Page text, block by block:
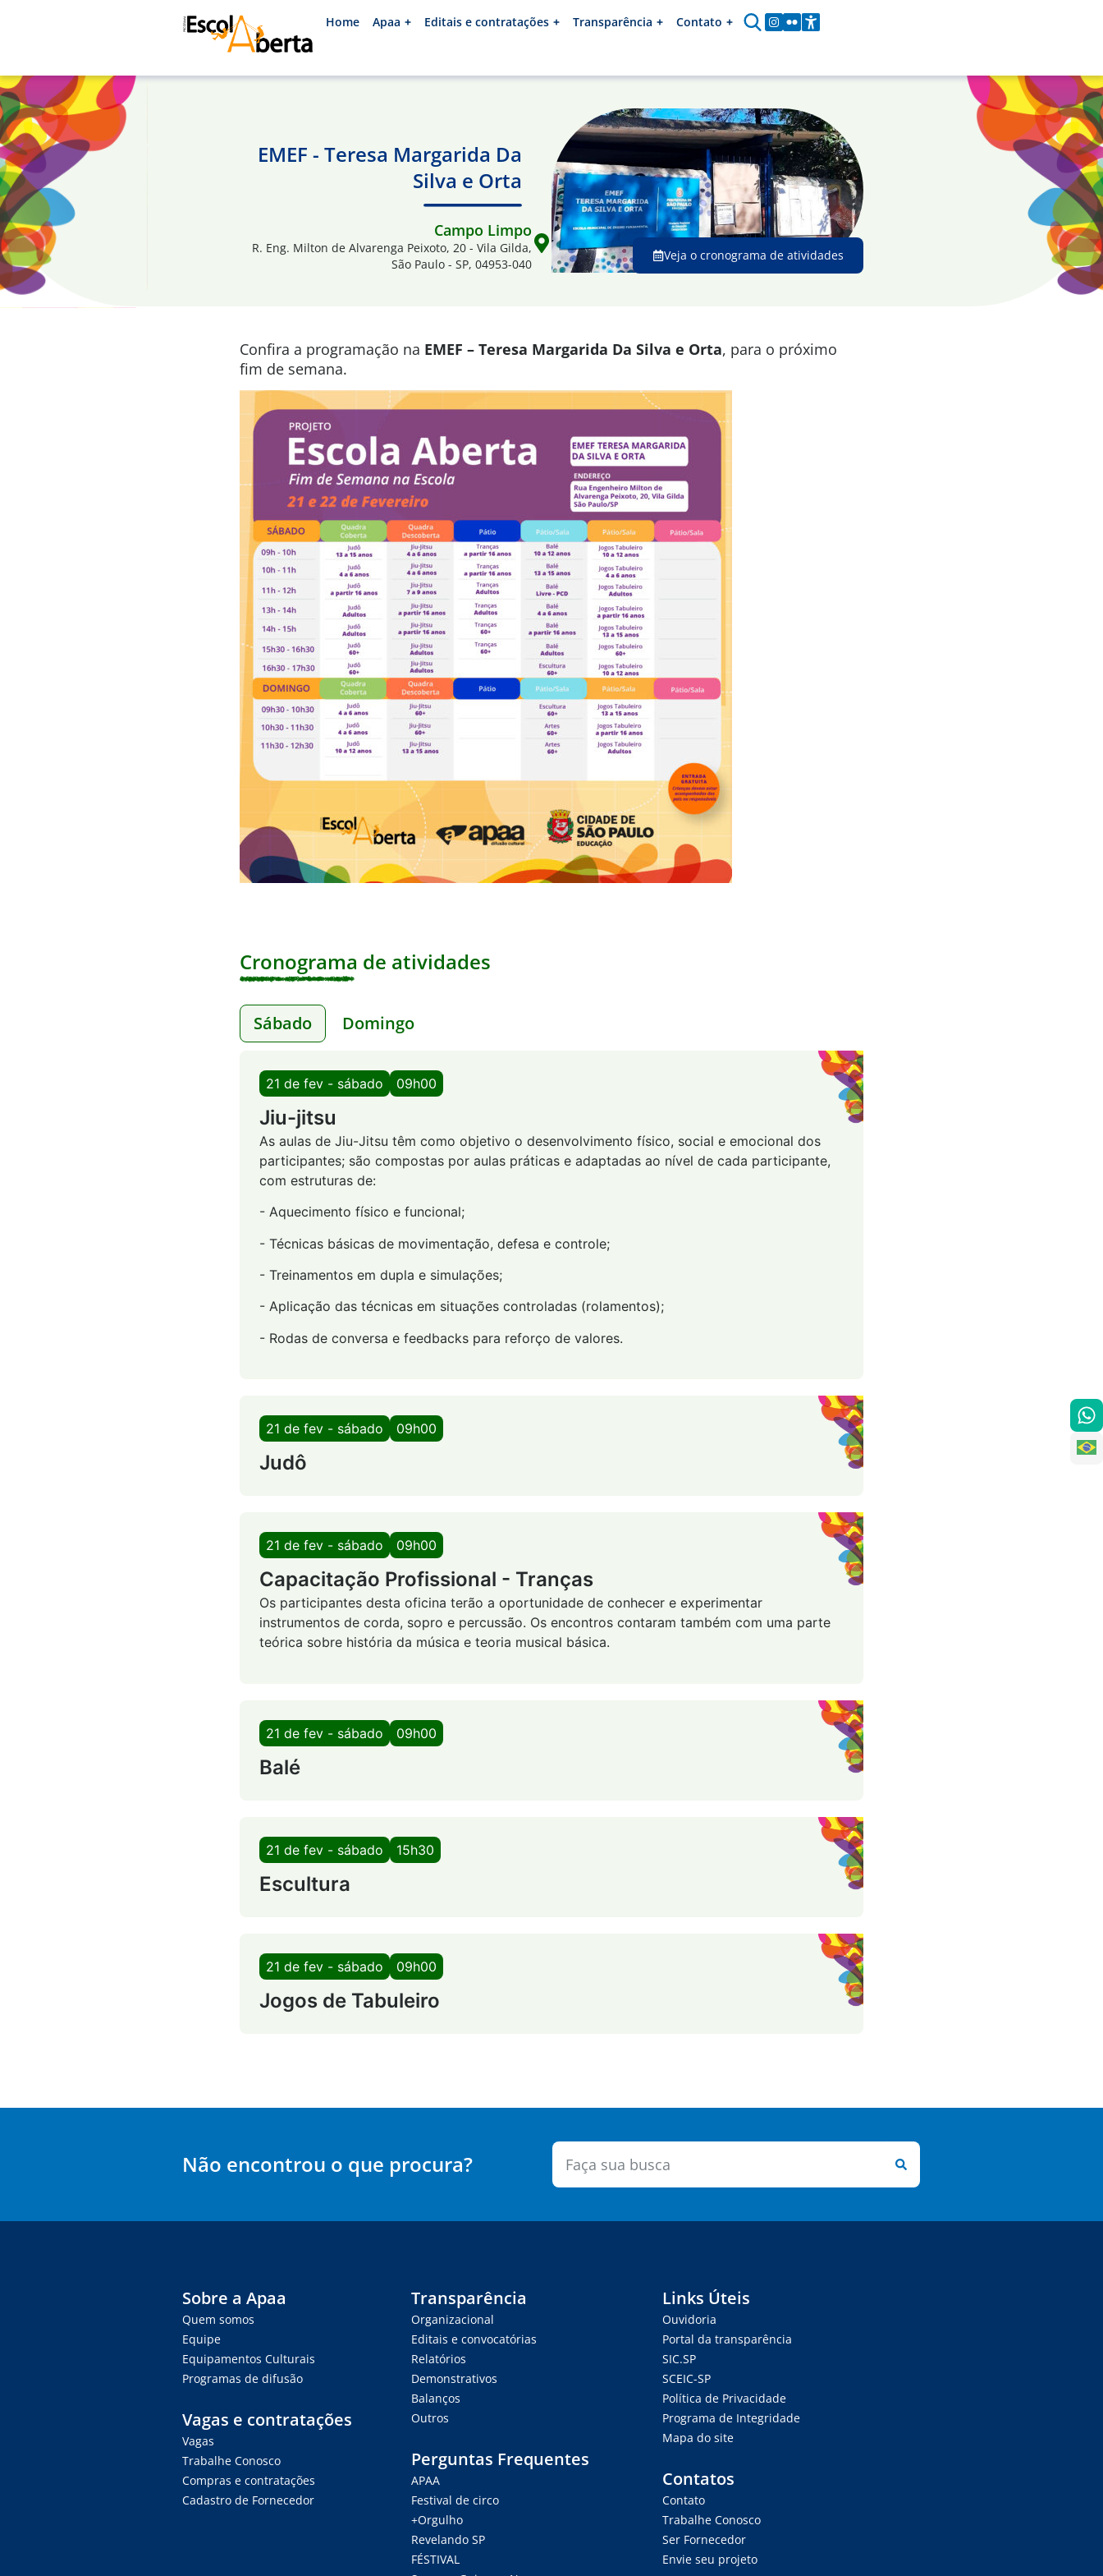
Home Apaa Editais e contratações Transparência Contato
EMEF - Teresa Margarida Da
Silva e Orta
Campo Limpo
R. Eng. Milton de Alvarenga Peixoto, 20 - Vila Gilda,
São Paulo - SP, 04953-040
Veja o cronograma de atividades
Confira a programação na EMEF – Teresa Margarida Da Silva e Orta, para o próximo
fim de semana.
Cronograma de atividades
Sábado Domingo
21 de fev - sábado 09h00
Jiu-jitsu
As aulas de Jiu-Jitsu têm como objetivo o desenvolvimento físico, social e emocional dos
participantes; são compostas por aulas práticas e adaptadas ao nível de cada participante,
com estruturas de:
- Aquecimento físico e funcional;
- Técnicas básicas de movimentação, defesa e controle;
- Treinamentos em dupla e simulações;
- Aplicação das técnicas em situações controladas (rolamentos);
- Rodas de conversa e feedbacks para reforço de valores.
21 de fev - sábado 09h00
Judô
21 de fev - sábado 09h00
Capacitação Profissional - Tranças
Os participantes desta oficina terão a oportunidade de conhecer e experimentar
instrumentos de corda, sopro e percussão. Os encontros contaram também com uma parte
teórica sobre história da música e teoria musical básica.
21 de fev - sábado 09h00
Balé
21 de fev - sábado 15h30
Escultura
21 de fev - sábado 09h00
Jogos de Tabuleiro
Não encontrou o que procura?
Sobre a Apaa
Quem somos
Equipe
Equipamentos Culturais
Programas de difusão
Vagas e contratações
Vagas
Trabalhe Conosco
Compras e contratações
Cadastro de Fornecedor
Transparência
Organizacional
Editais e convocatórias
Relatórios
Demonstrativos
Balanços
Outros
Perguntas Frequentes
APAA
Festival de circo
+Orgulho
Revelando SP
FÉSTIVAL
Links Úteis
Ouvidoria
Portal da transparência
SIC.SP
SCEIC-SP
Política de Privacidade
Programa de Integridade
Mapa do site
Contatos
Contato
Trabalhe Conosco
Ser Fornecedor
Envie seu projeto